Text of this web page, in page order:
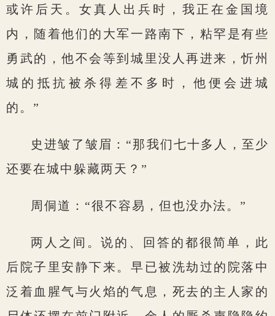
或许后天。女真人出兵时，我正在金国境
内，随着他们的大军一路南下，粘罕是有些
勇武的，他不会等到城里没人再进来，忻州
城的抵抗被杀得差不多时，他便会进城
的。”
史进皱了皱眉：“那我们七十多人，至少
还要在城中躲藏两天？”
周侗道：“很不容易，但也没办法。”
两人之间。说的、回答的都很简单，此
后院子里安静下来。早已被洗劫过的院落中
泛着血腥气与火焰的气息，死去的主人家的